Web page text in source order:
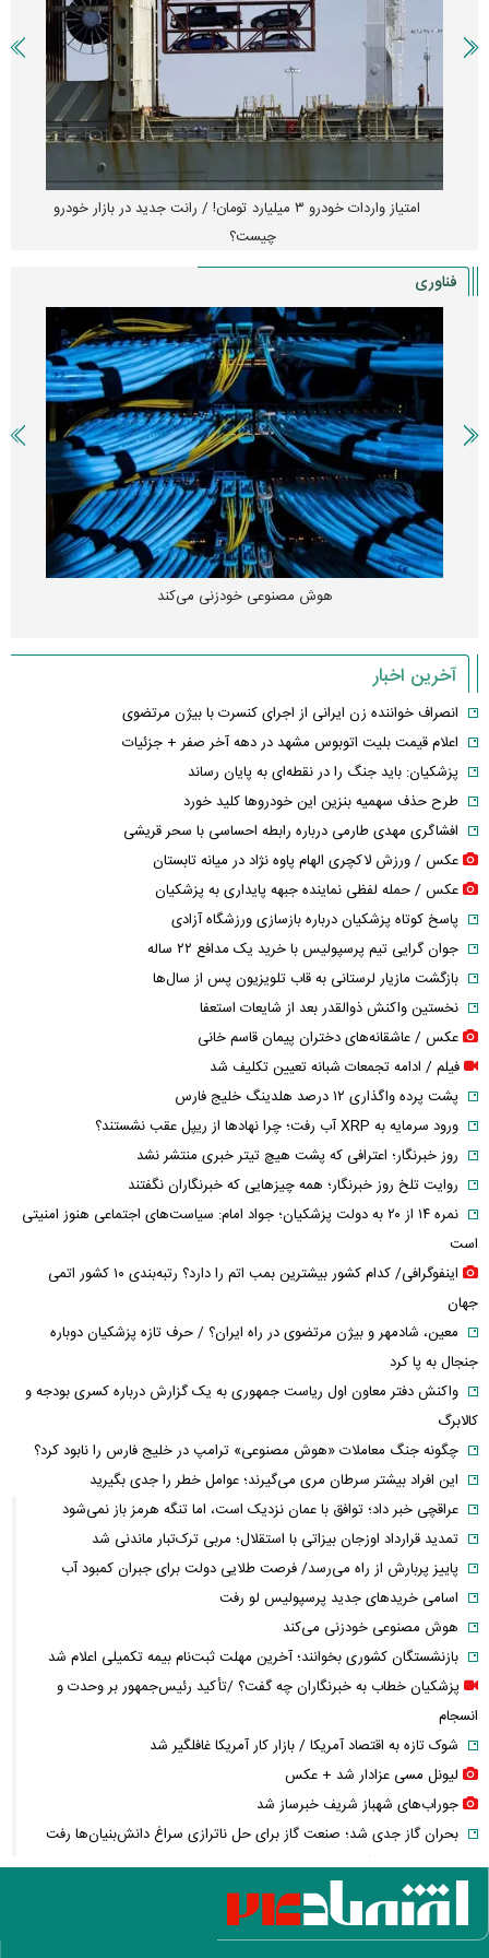
امتیاز واردات خودرو ۳ میلیارد تومان! / رانت جدید در بازار خودرو
چیست؟
فناوری
هوش مصنوعی خودزنی می‌کند
آخرین اخبار
انصراف خواننده زن ایرانی از اجرای کنسرت با بیژن مرتضوی
اعلام قیمت بلیت اتوبوس مشهد در دهه آخر صفر + جزئیات
پزشکیان: باید جنگ را در نقطه‌ای به پایان رساند
طرح حذف سهمیه بنزین این خودرو‌ها کلید خورد
افشاگری مهدی طارمی درباره رابطه احساسی با سحر قریشی
عکس / ورزش لاکچری الهام پاوه نژاد در میانه تابستان
عکس / حمله لفظی نماینده جبهه پایداری به پزشکیان
پاسخ کوتاه پزشکیان درباره بازسازی ورزشگاه آزادی
جوان گرایی تیم پرسپولیس با خرید یک مدافع ۲۲ ساله
بازگشت مازیار لرستانی به قاب تلویزیون پس از سال‌ها
نخستین واکنش ذوالقدر بعد از شایعات استعفا
عکس / عاشقانه‌های دختران پیمان قاسم خانی
فیلم / ادامه تجمعات شبانه تعیین تکلیف شد
پشت پرده واگذاری ۱۲ درصد هلدینگ خلیج فارس
ورود سرمایه به XRP آب رفت؛ چرا نهادها از ریپل عقب نشستند؟
روز خبرنگار؛ اعترافی که پشت هیچ تیتر خبری منتشر نشد
روایت تلخ روز خبرنگار؛ همه چیزهایی که خبرنگاران نگفتند
نمره ۱۴ از ۲۰ به دولت پزشکیان؛ جواد امام: سیاست‌های اجتماعی هنوز امنیتی
است
اینفوگرافی/ کدام کشور بیشترین بمب اتم را دارد؟ رتبه‌بندی ۱۰ کشور اتمی
جهان
معین، شادمهر و بیژن مرتضوی در راه ایران؟ / حرف تازه پزشکیان دوباره
جنجال به پا کرد
واکنش دفتر معاون اول ریاست جمهوری به یک گزارش درباره کسری بودجه و
کالابرگ
چگونه جنگ معاملات «هوش مصنوعی» ترامپ در خلیج فارس را نابود کرد؟
این افراد بیشتر سرطان مری می‌گیرند؛ عوامل خطر را جدی بگیرید
عراقچی خبر داد؛ توافق با عمان نزدیک است، اما تنگه هرمز باز نمی‌شود
تمدید قرارداد اوزجان بیزاتی با استقلال؛ مربی ترک‌تبار ماندنی شد
پاییز پربارش از راه می‌رسد/ فرصت طلایی دولت برای جبران کمبود آب
اسامی خریدهای جدید پرسپولیس لو رفت
هوش مصنوعی خودزنی می‌کند
بازنشستگان کشوری بخوانند؛ آخرین مهلت ثبت‌نام بیمه تکمیلی اعلام شد
پزشکیان خطاب به خبرنگاران چه گفت؟ /تأکید رئیس‌جمهور بر وحدت و
انسجام
شوک تازه به اقتصاد آمریکا / بازار کار آمریکا غافلگیر شد
لیونل مسی عزادار شد + عکس
جوراب‌های شهباز شریف خبرساز شد
بحران گاز جدی شد؛ صنعت گاز برای حل ناترازی سراغ دانش‌بنیان‌ها رفت
کلثوم اکبری در آستانه قصاص؛ ۱۰ حکم قصاص صادر شد، تصمیم نهایی با
دیوان عالی
کوبا در تاریکی فرو رفت؛ برق کل کشور قطع شد